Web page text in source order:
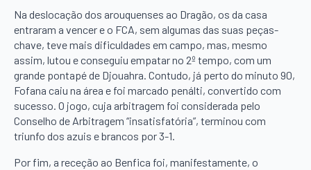
Na deslocação dos arouquenses ao Dragão, os da casa
entraram a vencer e o FCA, sem algumas das suas peças-
chave, teve mais dificuldades em campo, mas, mesmo
assim, lutou e conseguiu empatar no 2º tempo, com um
grande pontapé de Djouahra. Contudo, já perto do minuto 90,
Fofana caiu na área e foi marcado penálti, convertido com
sucesso. O jogo, cuja arbitragem foi considerada pelo
Conselho de Arbitragem “insatisfatória”, terminou com
triunfo dos azuis e brancos por 3-1.
Por fim, a receção ao Benfica foi, manifestamente, o